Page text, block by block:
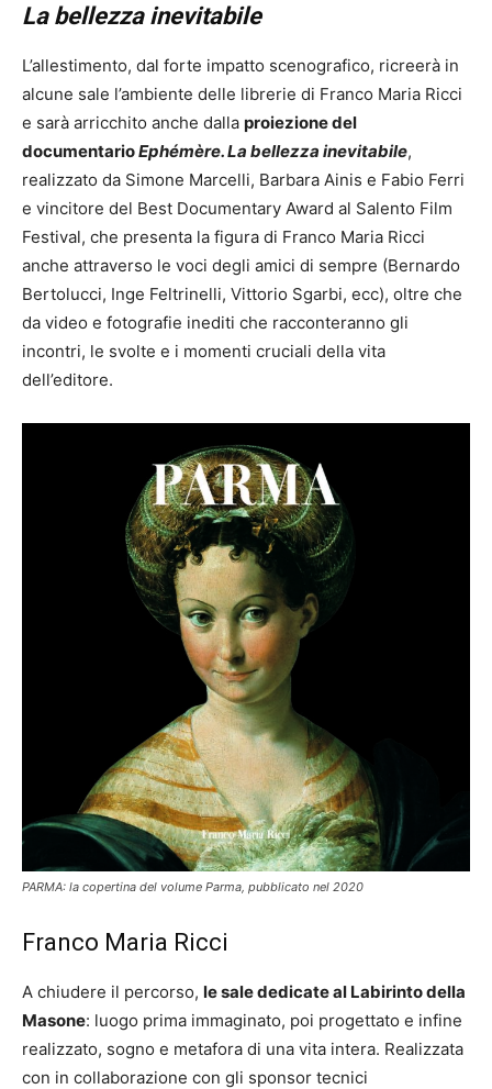
La bellezza inevitabile
L’allestimento, dal forte impatto scenografico, ricreerà in
alcune sale l’ambiente delle librerie di Franco Maria Ricci
e sarà arricchito anche dalla proiezione del
documentarioEphémère. La bellezza inevitabile,
realizzato da Simone Marcelli, Barbara Ainis e Fabio Ferri
e vincitore del Best Documentary Award al Salento Film
Festival, che presenta la figura di Franco Maria Ricci
anche attraverso le voci degli amici di sempre (Bernardo
Bertolucci, Inge Feltrinelli, Vittorio Sgarbi, ecc), oltre che
da video e fotografie inediti che racconteranno gli
incontri, le svolte e i momenti cruciali della vita
dell’editore.
PARMA: la copertina del volume Parma, pubblicato nel 2020
Franco Maria Ricci
A chiudere il percorso, le sale dedicate al Labirinto della
Masone: luogo prima immaginato, poi progettato e infine
realizzato, sogno e metafora di una vita intera. Realizzata
con in collaborazione con gli sponsor tecnici